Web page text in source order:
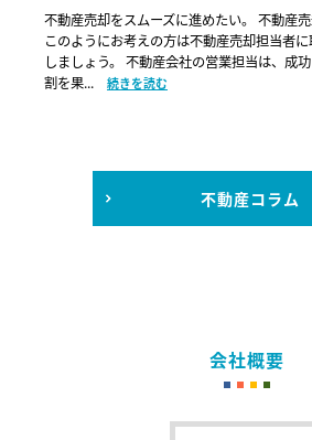
不動産売却をスムーズに進めたい。 不動産
このようにお考えの方は不動産売却担当者
しましょう。 不動産会社の営業担当は、成
割を果... 続きを読む
不動産コラム
会社概要